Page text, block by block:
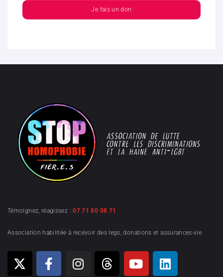
Je fais un don
Témoignez, réagissez :07 71 80 08 71
Association habilitée à recevoir des legs, donations et assurances-vie